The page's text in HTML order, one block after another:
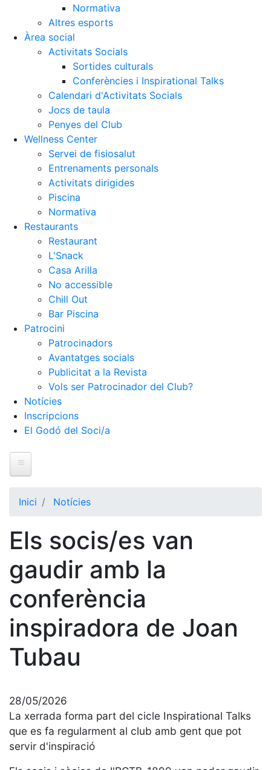
Normativa
Altres esports
Àrea social
Activitats Socials
Sortides culturals
Conferències i Inspirational Talks
Calendari d'Activitats Socials
Jocs de taula
Penyes del Club
Wellness Center
Servei de fisiosalut
Entrenaments personals
Activitats dirigides
Piscina
Normativa
Restaurants
Restaurant
L'Snack
Casa Arilla
No accessible
Chill Out
Bar Piscina
Patrocini
Patrocinadors
Avantatges socials
Publicitat a la Revista
Vols ser Patrocinador del Club?
Notícies
Inscripcions
El Godó del Soci/a
Història
La nostra
història
Cronologia
Presidents
Organització
Junta
directiva
i comités
Estructura
executiva
Fundació
Inici Notícies
Els socis/es van
gaudir amb la
conferència
inspiradora de Joan
Tubau
28/05/2026
La xerrada forma part del cicle Inspirational Talks
que es fa regularment al club amb gent que pot
servir d'inspiració